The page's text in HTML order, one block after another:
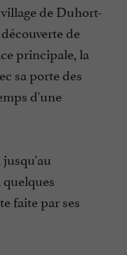
de Duhort-
de
principale, la
sa porte des
d'une
faite par ses